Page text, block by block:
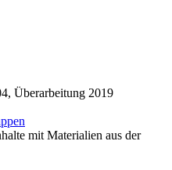
Überarbeitung 2019
mit Materialien aus der